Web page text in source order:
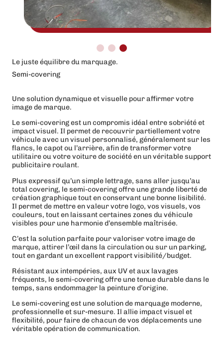
Le juste équilibre du marquage.
Semi-covering
Une solution dynamique et visuelle pour affirmer votre
image de marque.
Le semi-covering est un compromis idéal entre sobriété et
impact visuel. Il permet de recouvrir partiellement votre
véhicule avec un visuel personnalisé, généralement sur les
flancs, le capot ou l’arrière, afin de transformer votre
utilitaire ou votre voiture de société en un véritable support
publicitaire roulant.
Plus expressif qu’un simple lettrage, sans aller jusqu’au
total covering, le semi-covering offre une grande liberté de
création graphique tout en conservant une bonne lisibilité.
Il permet de mettre en valeur votre logo, vos visuels, vos
couleurs, tout en laissant certaines zones du véhicule
visibles pour une harmonie d’ensemble maîtrisée.
C’est la solution parfaite pour valoriser votre image de
marque, attirer l’œil dans la circulation ou sur un parking,
tout en gardant un excellent rapport visibilité/budget.
Résistant aux intempéries, aux UV et aux lavages
fréquents, le semi-covering offre une tenue durable dans le
temps, sans endommager la peinture d’origine.
Le semi-covering est une solution de marquage moderne,
professionnelle et sur-mesure. Il allie impact visuel et
flexibilité, pour faire de chacun de vos déplacements une
véritable opération de communication.